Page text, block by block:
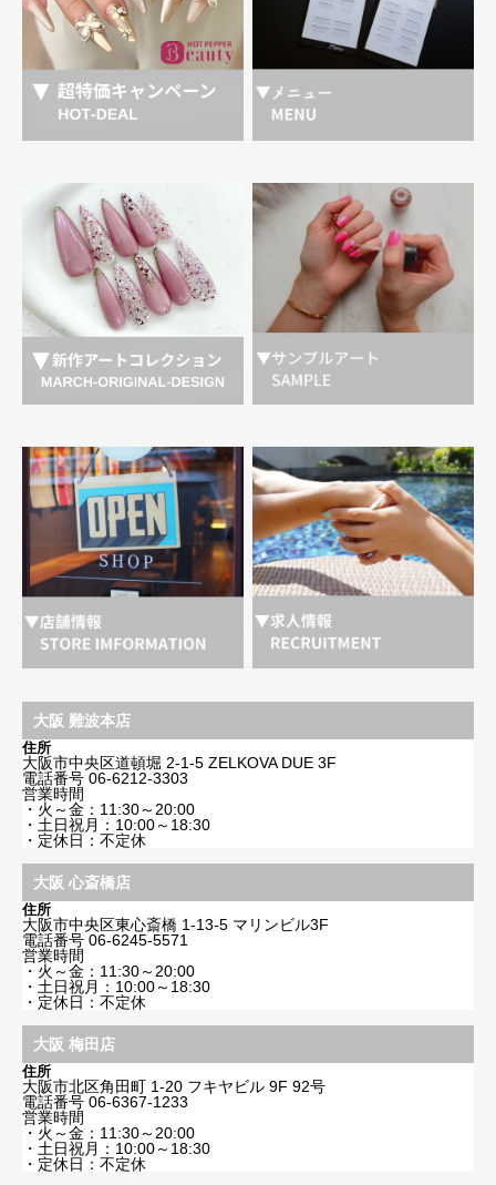
大阪 難波本店
住所
大阪市中央区道頓堀 2-1-5 ZELKOVA DUE 3F
電話番号 06-6212-3303
営業時間
・火～金：11:30～20:00
・土日祝月：10:00～18:30
・定休日：不定休
大阪 心斎橋店
住所
大阪市中央区東心斎橋 1-13-5 マリンビル3F
電話番号 06-6245-5571
営業時間
・火～金：11:30～20:00
・土日祝月：10:00～18:30
・定休日：不定休
大阪 梅田店
住所
大阪市北区角田町 1-20 フキヤビル 9F 92号
電話番号 06-6367-1233
営業時間
・火～金：11:30～20:00
・土日祝月：10:00～18:30
・定休日：不定休